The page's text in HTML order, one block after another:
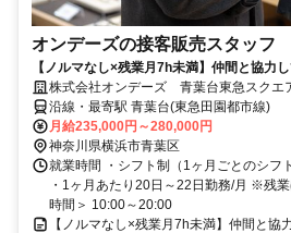
オンデーズの接客販売スタッフ
【ノルマなし×残業月7h未満】仲間と協力
やすく、プライベートも充実！
株式会社オンデーズ 青葉台東急スクエ
沿線・最寄駅 青葉台(東急田園都市線)
月給235,000円～280,000円
神奈川県横浜市青葉区
就業時間 ・シフト制（1ヶ月ごとのシフ
・1ヶ月あたり20日～22日勤務/月 ※残
時間＞ 10:00～20:00
【ノルマなし×残業月7h未満】仲間と協